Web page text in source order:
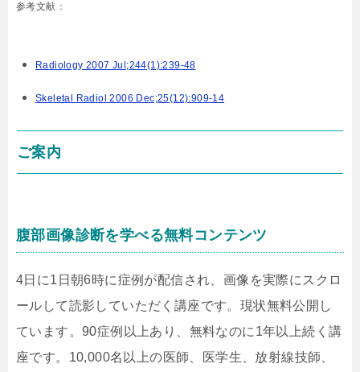
参考文献：
Radiology 2007 Jul;244(1):239-48
Skeletal Radiol 2006 Dec;25(12):909-14
ご案内
腹部画像診断を学べる無料コンテンツ
4日に1日朝6時に症例が配信され、画像を実際にスクロ
ールして読影していただく講座です。現状無料公開し
ています。90症例以上あり、無料なのに1年以上続く講
座です。10,000名以上の医師、医学生、放射線技師、